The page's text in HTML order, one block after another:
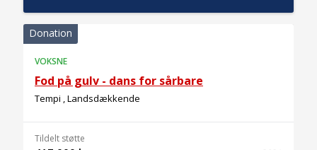
Donation
VOKSNE
Fod på gulv - dans for sårbare
Tempi , Landsdækkende
Tildelt støtte